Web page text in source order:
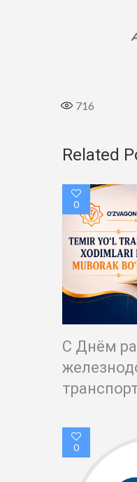
716
Related
0
С Днём
0